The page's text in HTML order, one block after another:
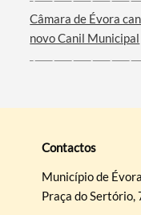
Câmara de Évora
novo Canil Municipal
Contactos
Município de Évora
Praça do